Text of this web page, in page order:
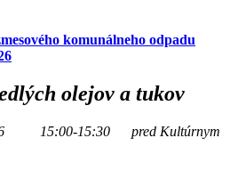
komunálneho odpadu
olejov a tukov
15:00-15:30 pred Kultúrnym